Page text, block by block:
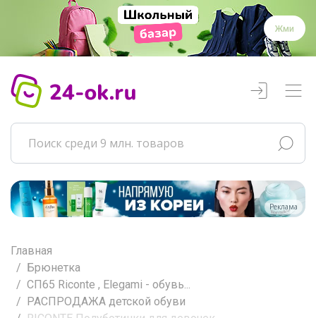
Жми
Реклама
Главная
Брюнетка
СП65 Riconte , Elegami - обувь...
РАСПРОДАЖА детской обуви